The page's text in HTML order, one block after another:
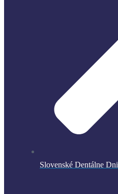
Slovenské Dentálne Dni